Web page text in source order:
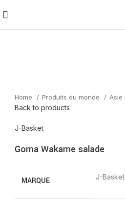
Home Produits du monde Asie
Back to products
J-Basket
Goma Wakame salade
MARQUE J-Basket